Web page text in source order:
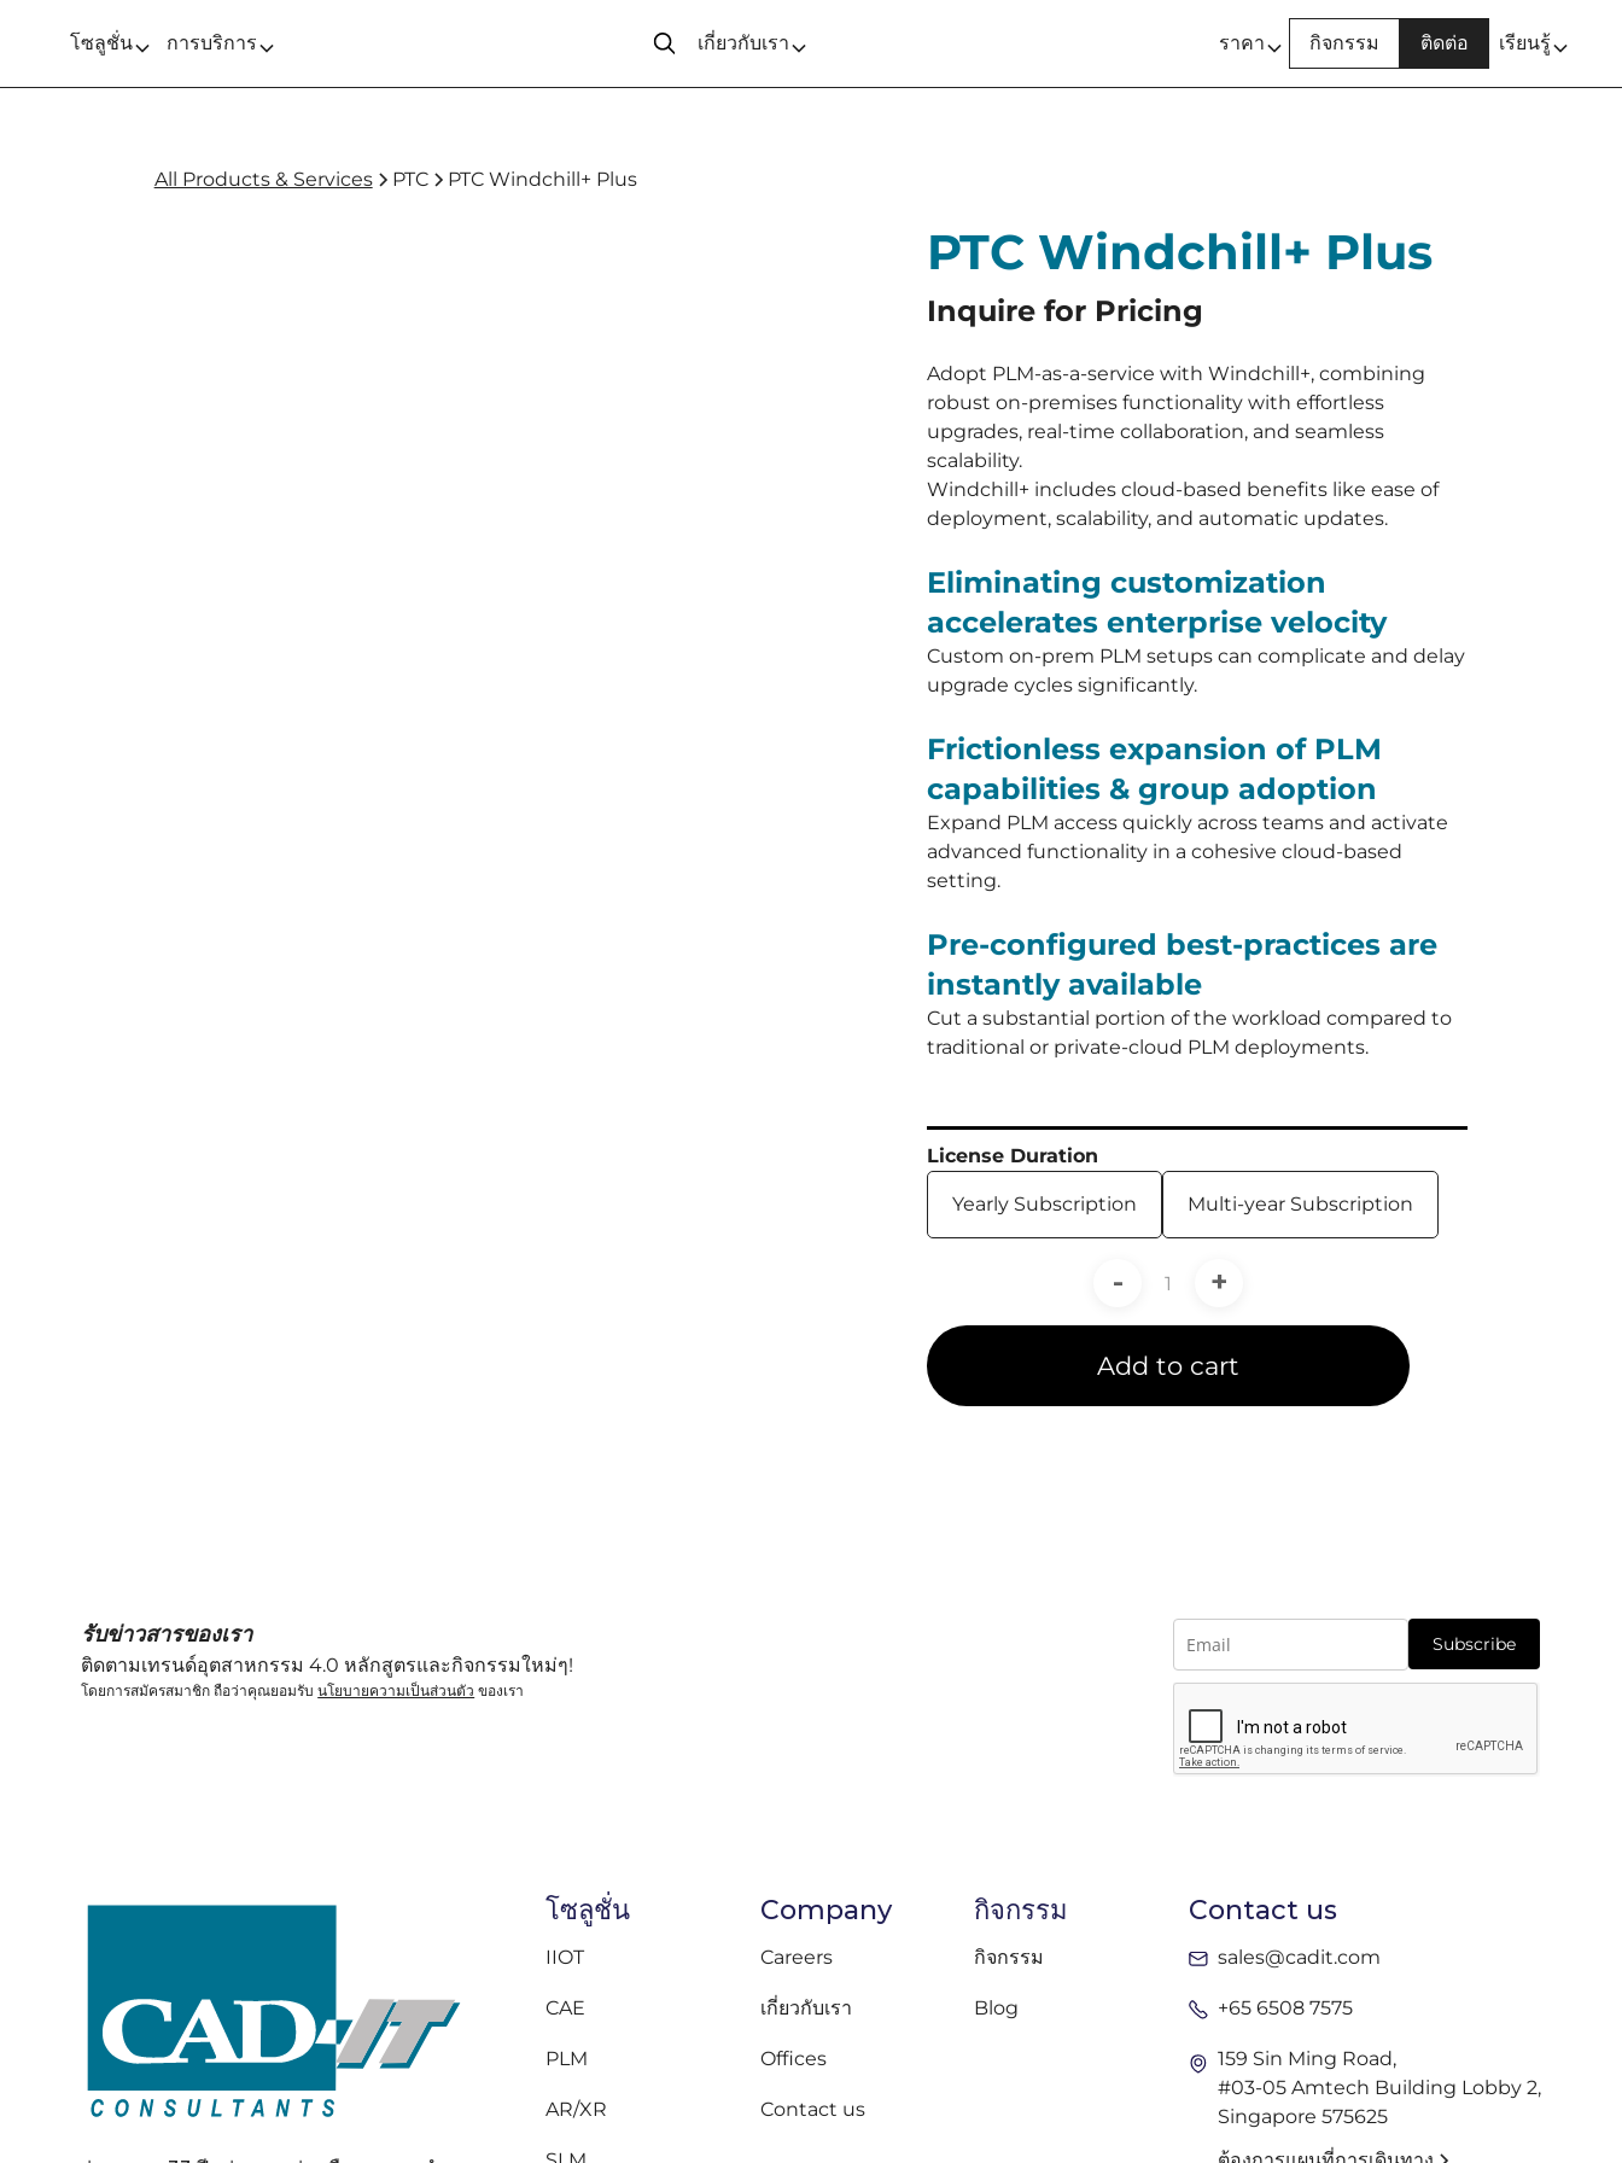
โซลูชั่น การบริการ เกี่ยวกับเรา ราคา กิจกรรม ติดต่อ เรียนรู้
All Products & Services PTC PTC Windchill+ Plus
PTC Windchill+ Plus
Inquire for Pricing
Adopt PLM-as-a-service with Windchill+, combining
robust on-premises functionality with effortless
upgrades, real-time collaboration, and seamless
scalability.
Windchill+ includes cloud-based benefits like ease of
deployment, scalability, and automatic updates.
Eliminating customization
accelerates enterprise velocity
Custom on-prem PLM setups can complicate and delay
upgrade cycles significantly.
Frictionless expansion of PLM
capabilities & group adoption
Expand PLM access quickly across teams and activate
advanced functionality in a cohesive cloud-based
setting.
Pre-configured best-practices are
instantly available
Cut a substantial portion of the workload compared to
traditional or private-cloud PLM deployments.
License Duration
Yearly Subscription Multi-year Subscription
- +
Add to cart
รับข่าวสารของเรา
ติดตามเทรนด์อุตสาหกรรม 4.0 หลักสูตรและกิจกรรมใหม่ๆ!
โดยการสมัครสมาชิก ถือว่าคุณยอมรับนโยบายความเป็นส่วนตัว ของเรา
Subscribe
โซลูชั่น
IIOT
CAE
PLM
AR/XR
Company
Careers
เกี่ยวกับเรา
Offices
Contact us
กิจกรรม
กิจกรรม
Blog
Contact us
sales@cadit.com
+65 6508 7575
159 Sin Ming Road,
#03-05 Amtech Building Lobby 2,
Singapore 575625